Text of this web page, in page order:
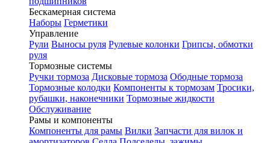
Бескамерная система
Наборы Герметики
Управление
Рули Выносы руля Рулевые колонки Грипсы, обмотки
руля
Тормозные системы
Ручки тормоза Дисковые тормоза Ободные тормоза
Тормозные колодки Компоненты к тормозам Тросики,
рубашки, наконечники Тормозные жидкости
Обслуживание
Рамы и компоненты
Компоненты для рамы Вилки Запчасти для вилок и